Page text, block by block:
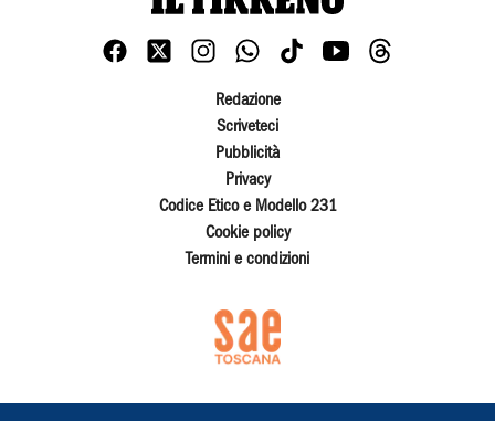
Redazione
Scriveteci
Pubblicità
Privacy
Codice Etico e Modello 231
Cookie policy
Termini e condizioni